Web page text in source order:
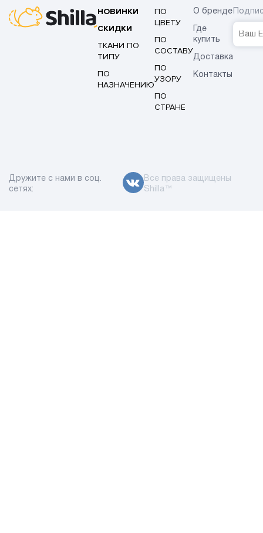
НОВИНКИ
СКИДКИ
ТКАНИ ПО
ТИПУ
ПО
НАЗНАЧЕНИЮ
ПО
ЦВЕТУ
ПО
СОСТАВУ
ПО
УЗОРУ
ПО
СТРАНЕ
О бренде
Где
купить
Доставка
Контакты
Дружите с нами в соц.
сетях:
Все права защищены
Shilla™